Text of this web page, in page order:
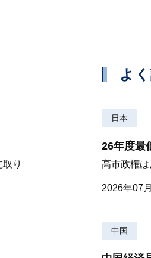
り
よ
日本
26年度最
高市政権
2026年07
中国